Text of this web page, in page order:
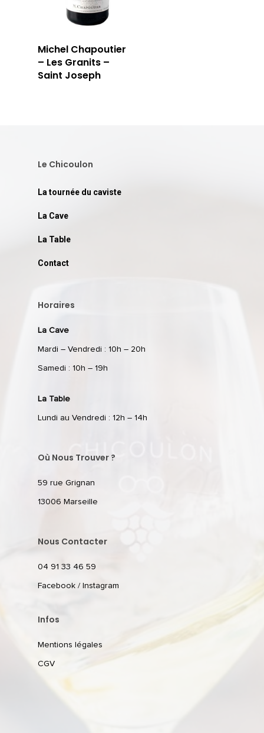
Michel Chapoutier
– Les Granits –
Saint Joseph
Le Chicoulon
La tournée du caviste
La Cave
La Table
Contact
Horaires
La Cave
Mardi – Vendredi : 10h – 20h
Samedi : 10h – 19h
La Table
Lundi au Vendredi : 12h – 14h
Où Nous Trouver ?
59 rue Grignan
13006 Marseille
Nous Contacter
04 91 33 46 59
Facebook / Instagram
Infos
Mentions légales
CGV